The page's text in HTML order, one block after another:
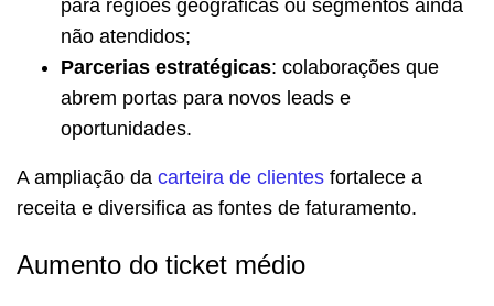
para regiões geográficas ou segmentos ainda
não atendidos;
Parcerias estratégicas: colaborações que
abrem portas para novos leads e
oportunidades.
A ampliação da carteira de clientes fortalece a
receita e diversifica as fontes de faturamento.
Aumento do ticket médio